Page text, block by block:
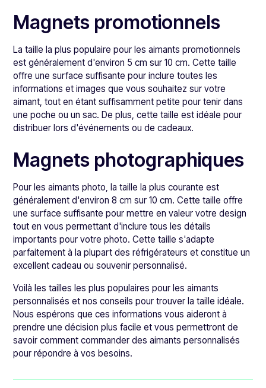
Magnets promotionnels
La taille la plus populaire pour les aimants promotionnels
est généralement d'environ 5 cm sur 10 cm. Cette taille
offre une surface suffisante pour inclure toutes les
informations et images que vous souhaitez sur votre
aimant, tout en étant suffisamment petite pour tenir dans
une poche ou un sac. De plus, cette taille est idéale pour
distribuer lors d'événements ou de cadeaux.
Magnets photographiques
Pour les aimants photo, la taille la plus courante est
généralement d'environ 8 cm sur 10 cm. Cette taille offre
une surface suffisante pour mettre en valeur votre design
tout en vous permettant d'inclure tous les détails
importants pour votre photo. Cette taille s'adapte
parfaitement à la plupart des réfrigérateurs et constitue un
excellent cadeau ou souvenir personnalisé.
Voilà les tailles les plus populaires pour les aimants
personnalisés et nos conseils pour trouver la taille idéale.
Nous espérons que ces informations vous aideront à
prendre une décision plus facile et vous permettront de
savoir comment commander des aimants personnalisés
pour répondre à vos besoins.